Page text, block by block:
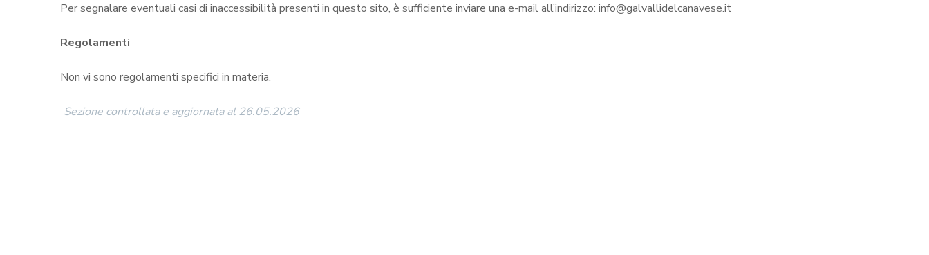
Per segnalare eventuali casi di inaccessibilità presenti in questo sito, è sufficiente inviare una e-mail all’indirizzo: info@galvallidelcanavese.it
Regolamenti
Non vi sono regolamenti specifici in materia.
Sezione controllata e aggiornata al 26.05.2026